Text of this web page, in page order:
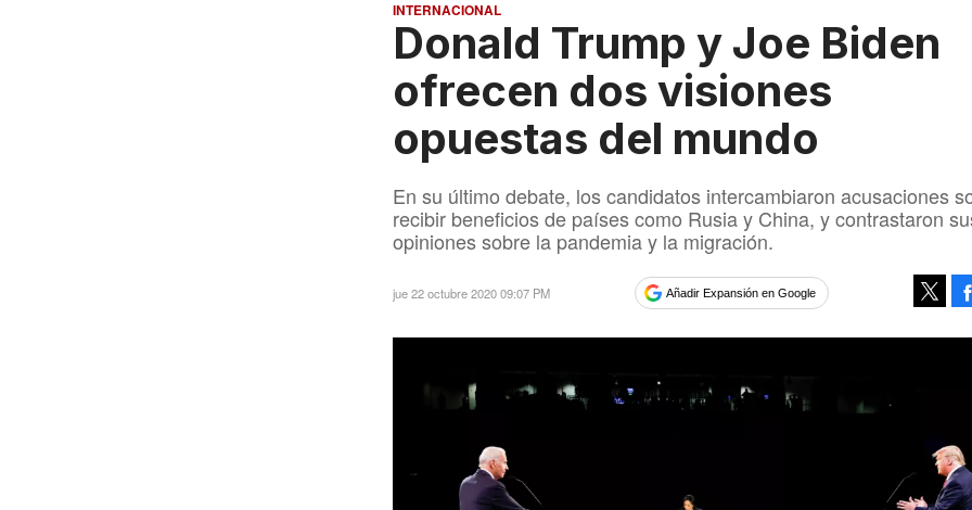
INTERNACIONAL
Donald Trump y Joe Biden
ofrecen dos visiones
opuestas del mundo
En su último debate, los candidatos intercambiaron acusaciones
recibir beneficios de países como Rusia y China, y contrastaron
opiniones sobre la pandemia y la migración.
jue 22 octubre 2020 09:07 PM Añadir Expansión en Google